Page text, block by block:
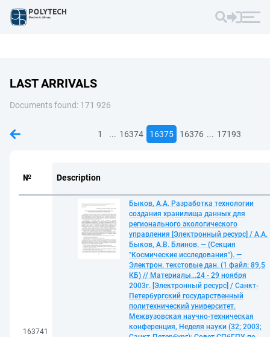
LAST ARRIVALS
Documents found: 171 926
1 ... 16374 16375 16376 ... 17193
№ Description
163741
Быков, А.А. Разработка технологии
создания хранилища данных для
регионального экологического
управления [Электронный ресурс] / А.А.
Быков, А.В. Блинов. — (Секция
"Космические исследования"). —
Электрон. текстовые дан. (1 файл: 89,5
КБ) // Материалы...24 - 29 ноября
2003г. [Электронный ресурс] / Санкт-
Петербургский государственный
политехнический университет.
Межвузовская научно-техническая
конференция, Неделя науки (32; 2003;